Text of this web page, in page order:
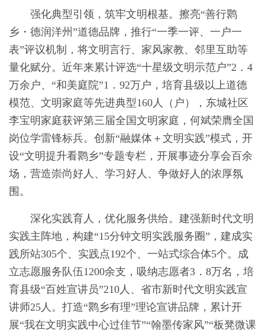
强化典型引领，筑牢文明根基。擦亮“善行鹮
乡・德润洋州”道德品牌，推行“一季一评、一户一
表”评议机制，将文明言行、家风家教、邻里互助等
量化赋分。近年来累计评选“十星级文明示范户”2．4
万余户、“和美庭院”1．92万户，培育县级以上道德
模范、文明家庭等先进典型160人（户），东城社区
李宝明家庭获评第三届全国文明家庭，何斌荣膺全国
岗位学雷锋标兵。创新“融媒体＋文明实践”模式，开
设“文明提升看鹮乡”专题专栏，开展事迹分享会百余
场，营造崇尚好人、学习好人、争做好人的浓厚氛
围。
深化实践育人，优化服务供给。建强新时代文明
实践主阵地，构建“15分钟文明实践服务圈”，建成实
践所站305个、实践点192个、一站式综合体5个。成
立志愿服务队伍1200余支，吸纳志愿者3．8万名，培
育县级“百姓宣讲员”210人、省市新时代文明实践宣
讲师25人。打造“鹮乡有理”理论宣讲品牌，累计开
展“我在文明实践中心过佳节”“翰墨传家风”“板凳微课